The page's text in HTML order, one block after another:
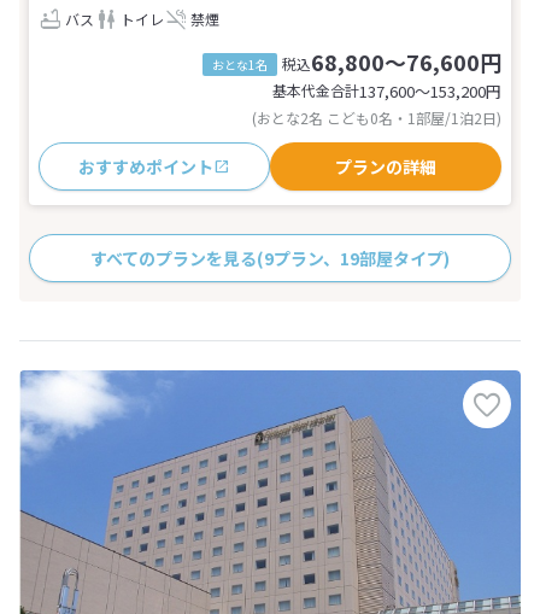
バス
トイレ 禁煙
おとな1名 税込68,800～76,600円
基本代金合計137,600〜153,200円
(おとな2名 こども0名・1部屋/1泊2日)
おすすめポイント プランの詳細
すべてのプランを見る(9プラン、19部屋タイプ)